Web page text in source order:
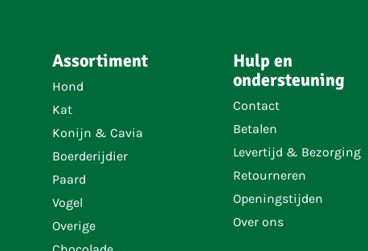
Assortiment
Hond
Kat
Konijn & Cavia
Boerderijdier
Paard
Vogel
Overige
Hulp en
ondersteuning
Contact
Betalen
Levertijd & Bezorging
Retourneren
Openingstijden
Over ons